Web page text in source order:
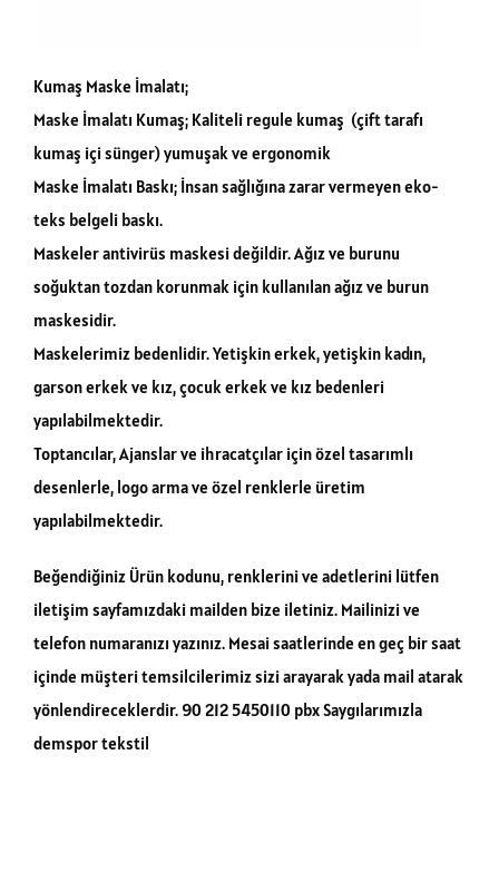
Kumaş Maske İmalatı;
Maske İmalatı Kumaş; Kaliteli regule kumaş (çift tarafı
kumaş içi sünger) yumuşak ve ergonomik
Maske İmalatı Baskı; İnsan sağlığına zarar vermeyen eko-
teks belgeli baskı.
Maskeler antivirüs maskesi değildir. Ağız ve burunu
soğuktan tozdan korunmak için kullanılan ağız ve burun
maskesidir.
Maskelerimiz bedenlidir. Yetişkin erkek, yetişkin kadın,
garson erkek ve kız, çocuk erkek ve kız bedenleri
yapılabilmektedir.
Toptancılar, Ajanslar ve ihracatçılar için özel tasarımlı
desenlerle, logo arma ve özel renklerle üretim
yapılabilmektedir.
Beğendiğiniz Ürün kodunu, renklerini ve adetlerini lütfen
iletişim sayfamızdaki mailden bize iletiniz. Mailinizi ve
telefon numaranızı yazınız. Mesai saatlerinde en geç bir saat
içinde müşteri temsilcilerimiz sizi arayarak yada mail atarak
yönlendireceklerdir. 90 212 5450110 pbx Saygılarımızla
demspor tekstil